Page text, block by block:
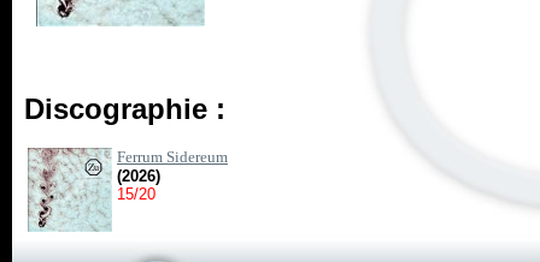
Discographie :
Ferrum Sidereum
(2026)
15/20